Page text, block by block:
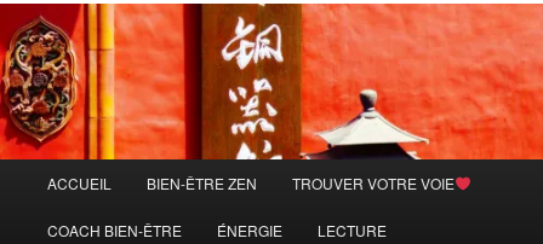
principal
ACCUEIL BIEN-ÊTRE ZEN TROUVER VOTRE VOIE
COACH BIEN-ÊTRE ÉNERGIE LECTURE